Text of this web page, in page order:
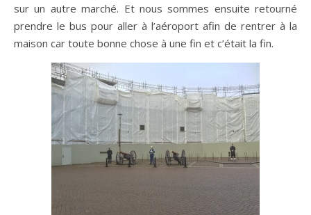
sur un autre marché. Et nous sommes ensuite retourné
prendre le bus pour aller à l’aéroport afin de rentrer à la
maison car toute bonne chose à une fin et c’était la fin.